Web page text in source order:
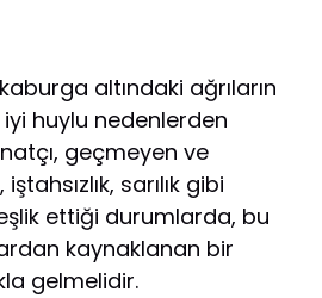
altındaki ağrıların
huylu nedenlerden
geçmeyen ve
sarılık gibi
ettiği durumlarda, bu
kaynaklanan bir
gelmelidir.